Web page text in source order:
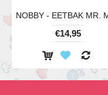
€14,95